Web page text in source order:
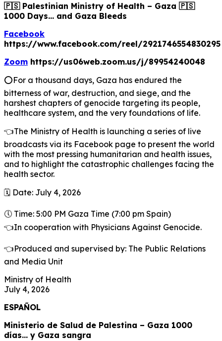
🇵🇸 Palestinian Ministry of Health – Gaza 🇵🇸
1000 Days... and Gaza Bleeds
Facebook
https://www.facebook.com/reel/
Zoom https://us06web.zoom.us/j/89954240048
⭕For a thousand days, Gaza has endured the
bitterness of war, destruction, and siege, and the
harshest chapters of genocide targeting its people,
healthcare system, and the very foundations of life.
👈The Ministry of Health is launching a series of live
broadcasts via its Facebook page to present the world
with the most pressing humanitarian and health issues,
and to highlight the catastrophic challenges facing the
health sector.
🗓️ Date: July 4, 2026
🕔 Time: 5:00 PM Gaza Time (7:00 pm Spain)
👈In cooperation with Physicians Against Genocide.
👈Produced and supervised by: The Public Relations
and Media Unit
Ministry of Health
July 4, 2026
ESPAÑOL
Ministerio de Salud de Palestina – Gaza 1000
días... y Gaza sangra